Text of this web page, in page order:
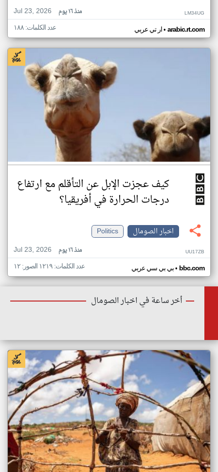
Jul 23, 2026
منذ ١٦ يوم LM34UG
ار تي عربي• arabic.rt.com عدد الكلمات: ١٨٨
كيف عجزت الإبل عن التأقلم مع ارتفاع
درجات الحرارة في أفريقيا؟
اخبار الصومال
Politics
Jul 23, 2026
منذ ١٦ يوم UU17ZB
بي بي سي عربي• bbc.com عدد الكلمات: ١٢١٩ الصور: ١٢
أخر ساعة في اخبار الصومال